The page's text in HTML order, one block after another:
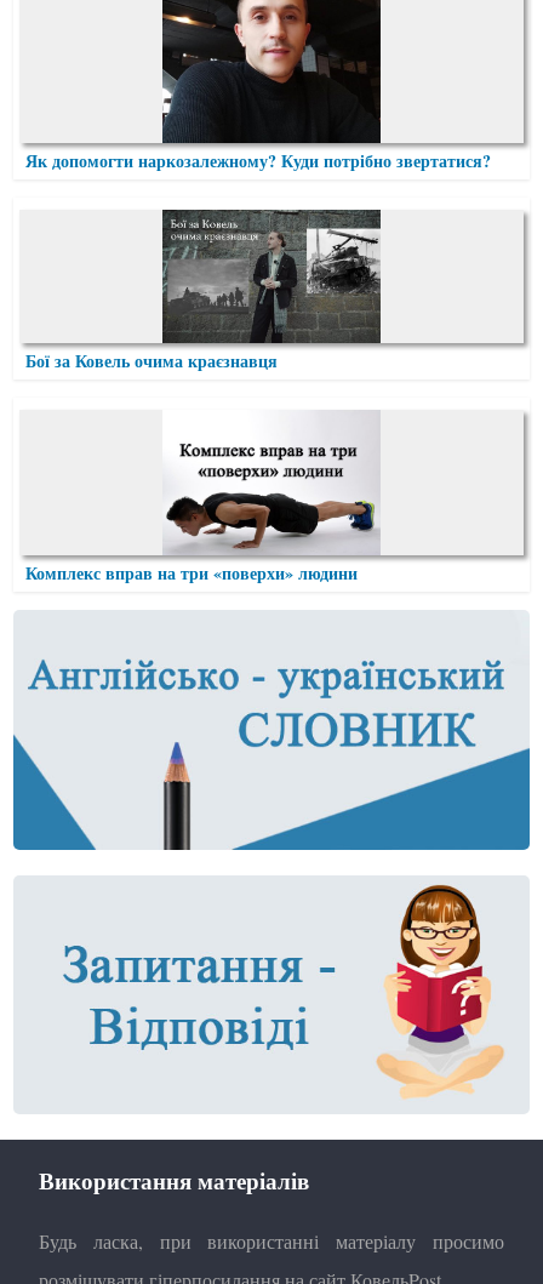
Як допомогти наркозалежному? Куди потрібно звертатися?
Бої за Ковель очима краєзнавця
Комплекс вправ на три «поверхи» людини
Використання матеріалів
Будь ласка, при використанні матеріалу просимо